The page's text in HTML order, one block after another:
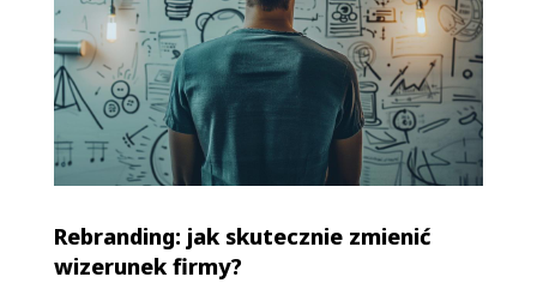
Rebranding: jak skutecznie zmienić
wizerunek firmy?